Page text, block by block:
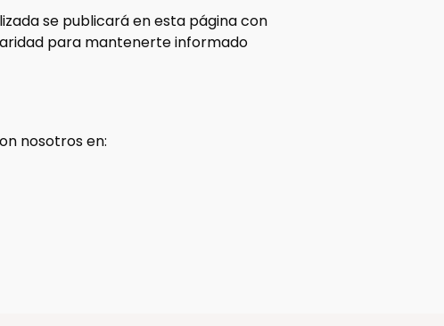
se publicará en esta página con
para mantenerte informado
nosotros en: